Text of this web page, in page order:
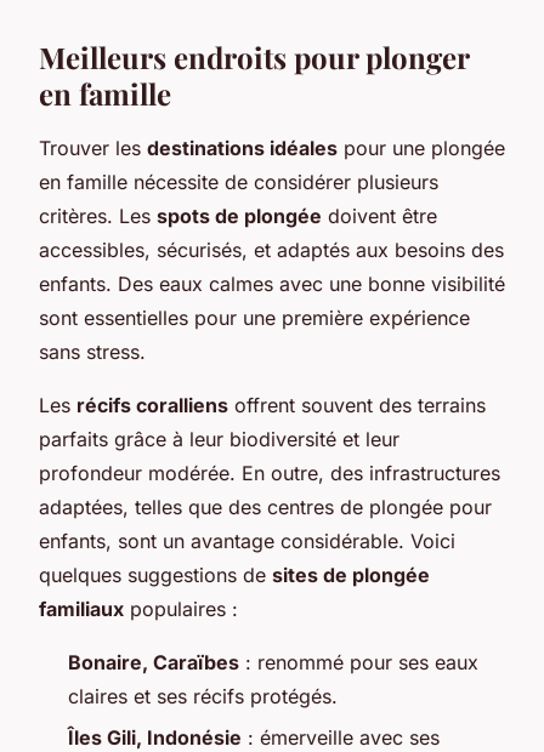
Meilleurs endroits pour plonger
en famille
Trouver les destinations idéales pour une plongée
en famille nécessite de considérer plusieurs
critères. Les spots de plongée doivent être
accessibles, sécurisés, et adaptés aux besoins des
enfants. Des eaux calmes avec une bonne visibilité
sont essentielles pour une première expérience
sans stress.
Les récifs coralliens offrent souvent des terrains
parfaits grâce à leur biodiversité et leur
profondeur modérée. En outre, des infrastructures
adaptées, telles que des centres de plongée pour
enfants, sont un avantage considérable. Voici
quelques suggestions de sites de plongée
familiaux populaires :
Bonaire, Caraïbes : renommé pour ses eaux
claires et ses récifs protégés.
Îles Gili, Indonésie : émerveille avec ses